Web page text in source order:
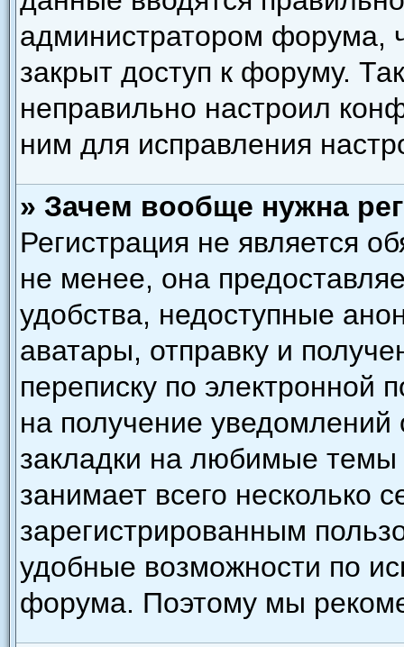
администратором форума,
закрыт доступ к форуму.
неправильно настроил
ним для исправления
» Зачем вообще нужна
Регистрация не является
не менее, она
удобства, недоступные
аватары, отправку и
переписку по электронной
на получение
закладки на любимые темы
занимает всего несколько
зарегистрированным
удобные возможности по
форума. Поэтому мы